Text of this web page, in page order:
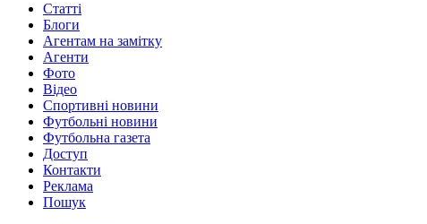
Статті
Блоги
Агентам на замітку
Агенти
Фото
Відео
Спортивні новини
Футбольні новини
Футбольна газета
Доступ
Контакти
Реклама
Пошук